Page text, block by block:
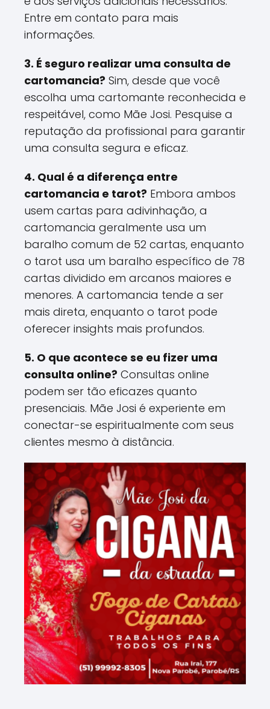
Entre em contato para mais
informações.
3. É seguro realizar uma consulta de
cartomancia? Sim, desde que você
escolha uma cartomante reconhecida e
respeitável, como Mãe Josi. Pesquise a
reputação da profissional para garantir
uma consulta segura e eficaz.
4. Qual é a diferença entre
cartomancia e tarot? Embora ambos
usem cartas para adivinhação, a
cartomancia geralmente usa um
baralho comum de 52 cartas, enquanto
o tarot usa um baralho específico de 78
cartas dividido em arcanos maiores e
menores. A cartomancia tende a ser
mais direta, enquanto o tarot pode
oferecer insights mais profundos​.
5. O que acontece se eu fizer uma
consulta online? Consultas online
podem ser tão eficazes quanto
presenciais. Mãe Josi é experiente em
conectar-se espiritualmente com seus
clientes mesmo à distância​.